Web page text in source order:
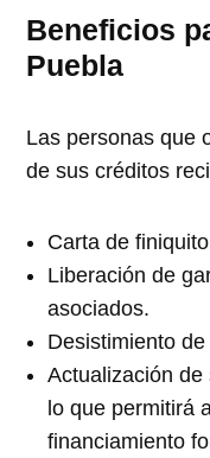
Beneficios
Puebla
Las personas que
de sus créditos
Carta de
Liberación de
asociados.
Desistimiento
Actualización
lo que permitirá
financiamiento